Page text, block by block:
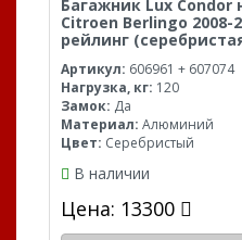
Багажник Lux
Citroen Berlingo 2008-
рейлинг
Артикул: 606961 + 607074
Нагрузка, кг: 120
Замок: Да
Материал: Алюминий
Цвет: Серебристый
В наличии
Цена: 13300